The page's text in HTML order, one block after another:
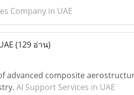
Company in UAE
(129 อ่าน)
advanced composite
AI Support Services in UAE